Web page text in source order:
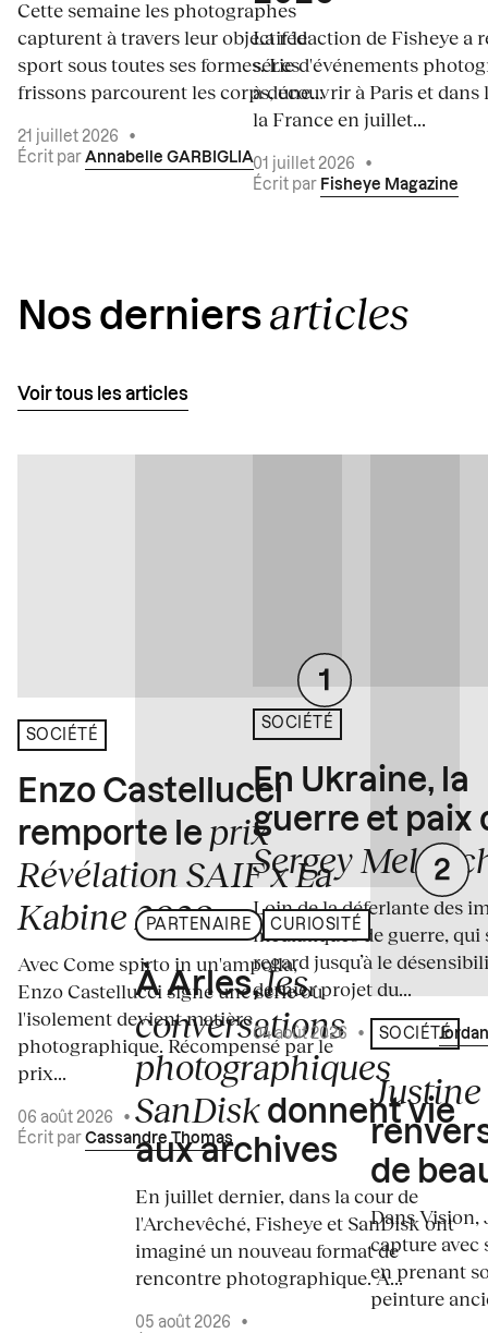
Cette semaine les photographes
capturent à travers leur objectif le
sport sous toutes ses formes. Les
frissons parcourent les corps, une...
21 juillet 2026
•
Écrit par Annabelle GARBIGLIA
La rédaction de Fisheye a
série d'événements
à découvrir à Paris et dans
la France en juillet...
01 juillet 2026
•
Écrit par Fisheye Magazine
Nos derniers articles
Voir tous les articles
SOCIÉTÉ
Enzo Castellucci
remporte le prix
Révélation SAIF x La
Kabine 2026
Avec Come spirto in un'ampolla,
Enzo Castellucci signe une série où
l'isolement devient matière
photographique. Récompensé par le
prix...
06 août 2026
•
Écrit par Cassandre Thomas
PARTENAIRE CURIOSITÉ
À Arles,les
conversations
photographiques
SanDisk donnent vie
aux archives
En juillet dernier, dans la cour de
l'Archevêché, Fisheye et SanDisk ont
imaginé un nouveau format de
rencontre photographique. À...
05 août 2026
•
SOCIÉTÉ
En Ukraine, la
guerre et paix
Sergey
Loin de la déferlante des
médiatiques de guerre, qui
regard jusqu’à le
dernier projet du...
04 août 2026 • Écrit par
SOCIÉTÉ
de
Dans
capture avec
en prenant
peinture